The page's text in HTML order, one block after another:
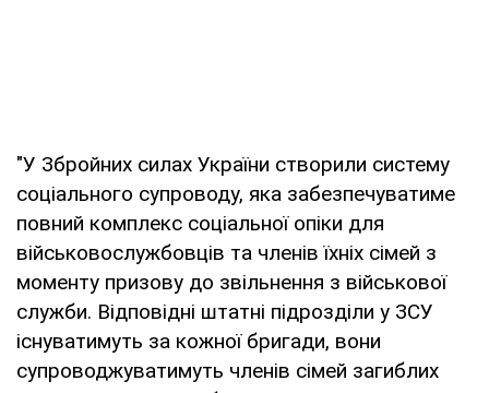
"У Збройних силах України створили систему
соціального супроводу, яка забезпечуватиме
повний комплекс соціальної опіки для
військовослужбовців та членів їхніх сімей з
моменту призову до звільнення з військової
служби. Відповідні штатні підрозділи у ЗСУ
існуватимуть за кожної бригади, вони
супроводжуватимуть членів сімей загиблих